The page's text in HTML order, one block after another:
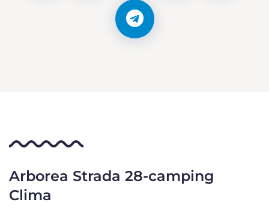
Arborea Strada 28-camping
Clima